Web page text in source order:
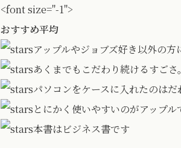
<font size="-1">
おすすめ平均
アップルやジョブズ好き以外の方
あくまでもこだわり続けるすごさ
パソコンをケースに入れたのはだ
とにかく使いやすいのがアップル
本書はビジネス書です